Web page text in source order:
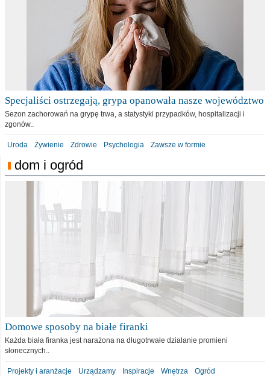
Specjaliści ostrzegają, grypa opanowała nasze województwo
Sezon zachorowań na grypę trwa, a statystyki przypadków, hospitalizacji i
zgonów..
Uroda Żywienie Zdrowie Psychologia Zawsze w formie
dom i ogród
Domowe sposoby na białe firanki
Każda biała firanka jest narażona na długotrwałe działanie promieni
słonecznych..
Projekty i aranżacje Urządzamy Inspiracje Wnętrza Ogród